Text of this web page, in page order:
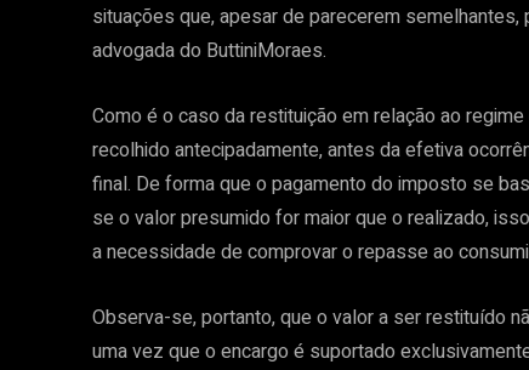
situações que, apesar de parecerem
advogada do ButtiniMoraes.
Como é o caso da restituição em relação ao
recolhido antecipadamente, antes da efetiva
final. De forma que o pagamento do imposto se
se o valor presumido for maior que o realizado,
a necessidade de comprovar o repasse ao
Observa-se, portanto, que o valor a ser restituído
uma vez que o encargo é suportado